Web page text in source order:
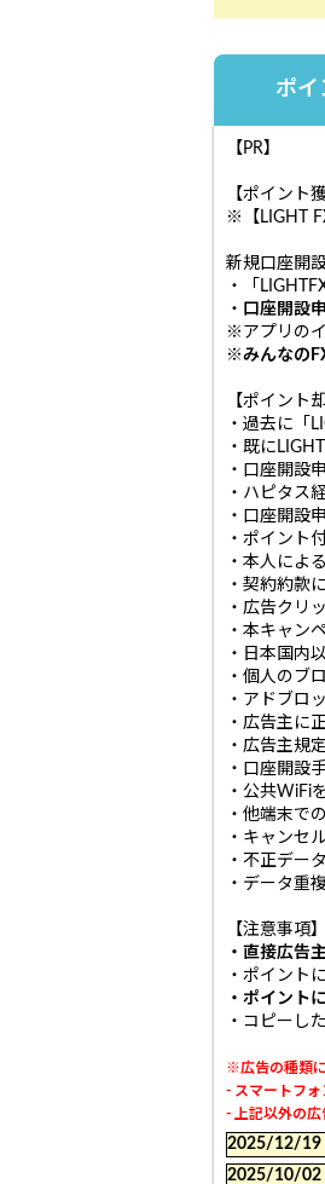
ポイ
【PR】
【ポイント
※【LIGHT
新規口座開
・「
・ 口座開設
※アプリの
※みんなの
【ポイント
・過去に「
・既に
・口座開設
・ハピタス
・口座開設
・ポイント
・本人によ
・契約約款
・広告クリ
・本キャン
・日本国内
・個人のブ
・アドブロ
・広告主に
・広告主規
・口座開設
・公共WiFi
・他端末で
・キャンセ
・不正デー
・データ重
【注意事項】
・直接広告
・ポイント
・ポイント
・コピーし
※広告の種類
- スマートフォ
- 上記以外の広
2025/12/19
2025/10/02